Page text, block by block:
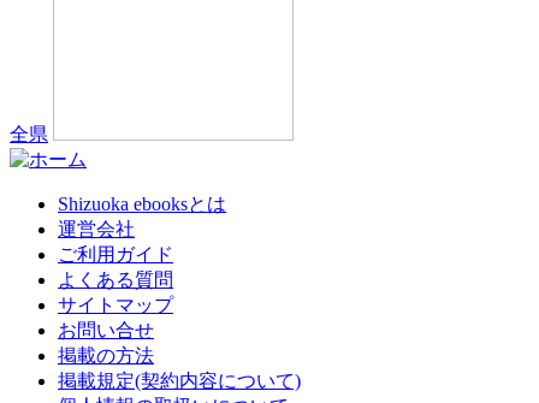
全県
Shizuoka ebooksとは
運営会社
ご利用ガイド
よくある質問
サイトマップ
お問い合せ
掲載の方法
掲載規定(契約内容について)